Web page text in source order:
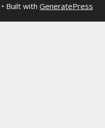
• Built with GeneratePress